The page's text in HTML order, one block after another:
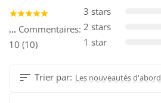
... Commentaires:
10 (10)
3 stars
2 stars
1 star
Trier par: Les nouveautés d'abord